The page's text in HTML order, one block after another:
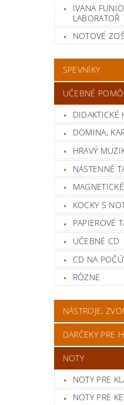
IVANA
LABORATOŘ
NOTOVÉ
SPEVNÍKY
UČEBNÉ
DIDAKTICKÉ
DOMINA,
HRAVÝ
NÁSTENNÉ
KOCKY S
PAPIEROVÉ
UČEBNÉ CD
CD NA
RÔZNE
NÁSTROJE,
DARČEKY PRE
NOTY
NOTY PRE
NOTY PRE